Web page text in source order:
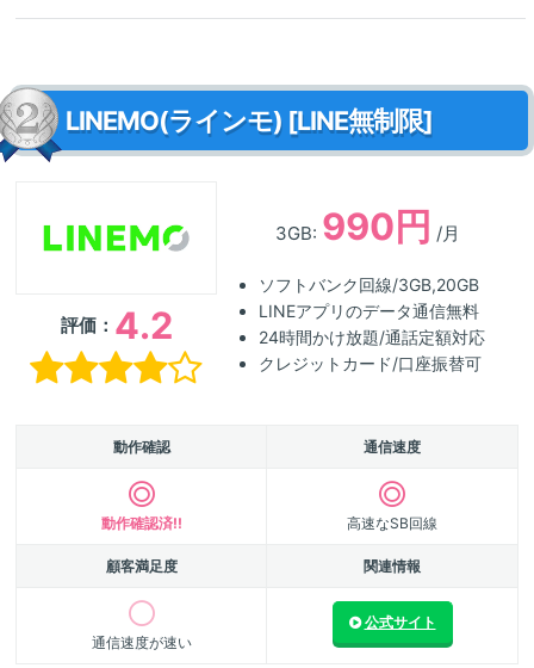
LINEMO(ラインモ) [LINE無制限]
評価： 4.2
3GB: 990円 /月
ソフトバンク回線/3GB,20GB
LINEアプリのデータ通信無料
24時間かけ放題/通話定額対応
クレジットカード/口座振替可
動作確認 通信速度
動作確認済!! 高速なSB回線
顧客満足度 関連情報
通信速度が速い
公式サイト